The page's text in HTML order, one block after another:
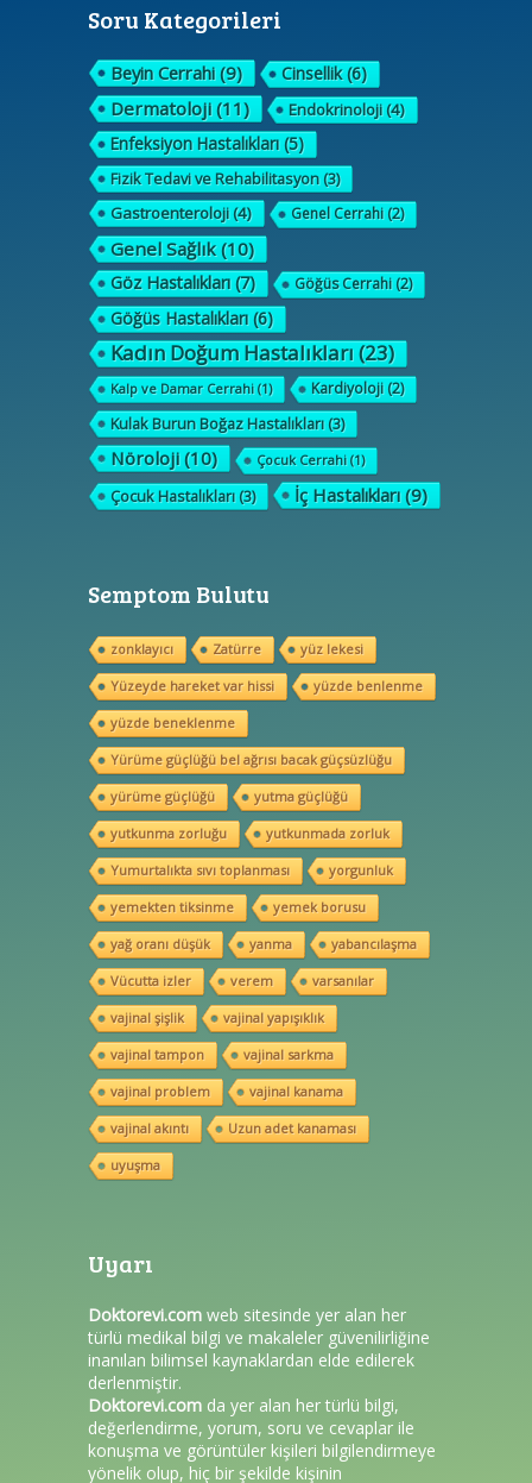
Soru Kategorileri
Beyin Cerrahi(9) Cinsellik(6)
Dermatoloji(11) Endokrinoloji(4)
Enfeksiyon Hastalıkları(5)
Fizik Tedavi ve Rehabilitasyon(3)
Gastroenteroloji(4) Genel Cerrahi(2)
Genel Sağlık(10)
Göz Hastalıkları(7) Göğüs Cerrahi(2)
Göğüs Hastalıkları(6)
Kadın Doğum Hastalıkları(23)
Kalp ve Damar Cerrahi(1) Kardiyoloji(2)
Kulak Burun Boğaz Hastalıkları(3)
Nöroloji(10) Çocuk Cerrahi(1)
Çocuk Hastalıkları(3) İç Hastalıkları(9)
Semptom Bulutu
zonklayıcı Zatürre yüz lekesi
Yüzeyde hareket var hissi yüzde benlenme
yüzde beneklenme
Yürüme güçlüğü bel ağrısı bacak güçsüzlüğu
yürüme güçlüğü yutma güçlüğü
yutkunma zorluğu yutkunmada zorluk
Yumurtalıkta sıvı toplanması yorgunluk
yemekten tiksinme yemek borusu
yağ oranı düşük yanma yabancılaşma
Vücutta izler verem varsanılar
vajinal şişlik vajinal yapışıklık
vajinal tampon vajinal sarkma
vajinal problem vajinal kanama
vajinal akıntı Uzun adet kanaması
uyuşma
Uyarı
Doktorevi.comweb sitesinde yer alan her
türlü medikal bilgi ve makaleler güvenilirliğine
inanılan bilimsel kaynaklardan elde edilerek
derlenmiştir.
Doktorevi.comda yer alan her türlü bilgi,
değerlendirme, yorum, soru ve cevaplar ile
konuşma ve görüntüler kişileri bilgilendirmeye
yönelik olup, hiç bir şekilde kişinin